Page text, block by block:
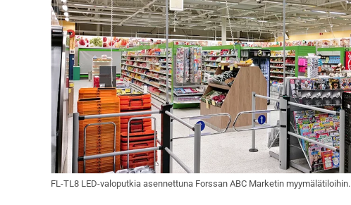
FL-TL8 LED-valoputkia asennettuna Forssan ABC Marketin myymälätiloihin.